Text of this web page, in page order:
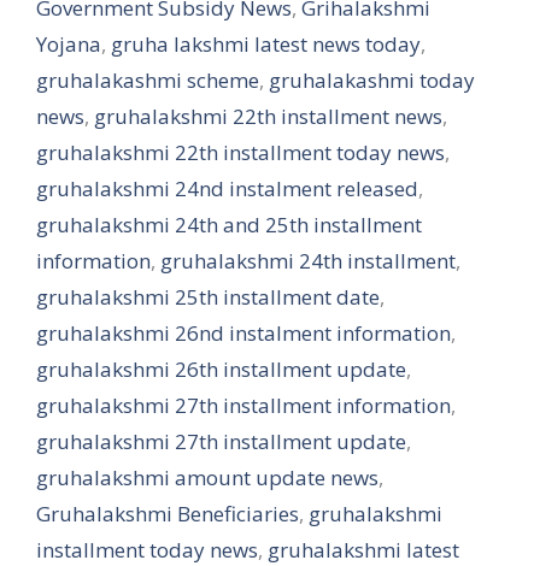
Government Subsidy News, Grihalakshmi
Yojana, gruha lakshmi latest news today,
gruhalakashmi scheme, gruhalakashmi today
news, gruhalakshmi 22th installment news,
gruhalakshmi 22th installment today news,
gruhalakshmi 24nd instalment released,
gruhalakshmi 24th and 25th installment
information, gruhalakshmi 24th installment,
gruhalakshmi 25th installment date,
gruhalakshmi 26nd instalment information,
gruhalakshmi 26th installment update,
gruhalakshmi 27th installment information,
gruhalakshmi 27th installment update,
gruhalakshmi amount update news,
Gruhalakshmi Beneficiaries, gruhalakshmi
installment today news, gruhalakshmi latest